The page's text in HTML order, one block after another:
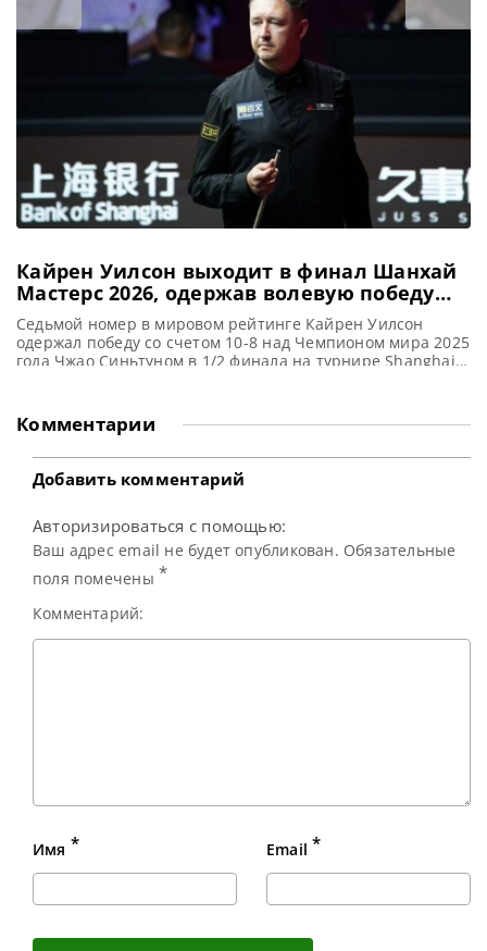
финального матча Shanghai Masters 2026. Фаворит
турнира нацелен завоевать второй чемпионский титул в
Шанхае. И для этого ему необходимо выиграть
Кайрен Уилсон выходит в финал Шанхай
Мастерс 2026, одержав волевую победу
над Чжао Синьтуном
Седьмой номер в мировом рейтинге Кайрен Уилсон
одержал победу со счетом 10-8 над Чемпионом мира 2025
года Чжао Синьтуном в 1/2 финала на турнире Shanghai
над Чжао Синьтуном. Действующий Чемпион сумел
переломить ход встречи, выиграв четыре партии подряд
и одолев
Комментарии
Добавить комментарий
Авторизироваться с помощью:
Ваш адрес email не будет опубликован. Обязательные
поля помечены *
Комментарий:
Имя * Email *